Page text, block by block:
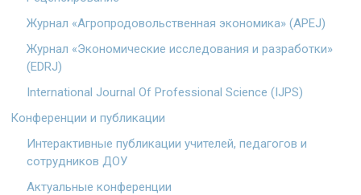
Журнал «Агропродовольственная экономика» (APEJ)
Журнал «Экономические исследования и разработки»
(EDRJ)
International Journal Of Professional Science (IJPS)
Конференции и публикации
Интерактивные публикации учителей, педагогов и
сотрудников ДОУ
Актуальные конференции